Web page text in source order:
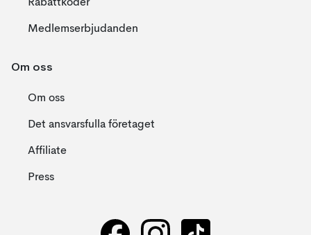
Rabattkoder
Medlemserbjudanden
Om oss
Om oss
Det ansvarsfulla företaget
Affiliate
Press